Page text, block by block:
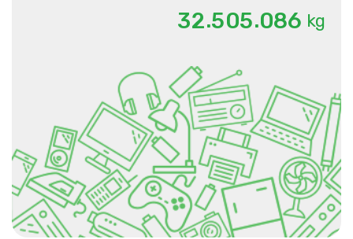
32.505.086 kg